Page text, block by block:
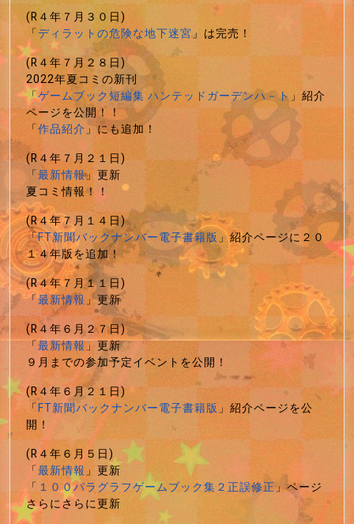
(R４年７月３０日)
「ディラットの危険な地下迷宮」は完売！
(R４年７月２８日)
2022年夏コミの新刊
「ゲームブック短編集 ハンテッドガーデンハ－ト」紹介
ページを公開！！
「作品紹介」にも追加！
(R４年７月２１日)
「最新情報」更新
夏コミ情報！！
(R４年７月１４日)
「FT新聞バックナンバー電子書籍版」紹介ページに２０
１４年版を追加！
(R４年７月１１日)
「最新情報」更新
(R４年６月２７日)
「最新情報」更新
９月までの参加予定イベントを公開！
(R４年６月２１日)
「FT新聞バックナンバー電子書籍版」紹介ページを公
開！
(R４年６月５日)
「最新情報」更新
「 １００パラグラフゲームブック集２正誤修正」ページ
さらにさらに更新